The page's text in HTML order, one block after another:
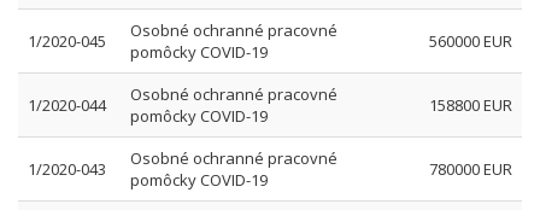
1/2020-045
Osobné ochranné pracovné
pomôcky COVID-19
560000 EUR
1/2020-044
Osobné ochranné pracovné
pomôcky COVID-19
158800 EUR
1/2020-043
Osobné ochranné pracovné
pomôcky COVID-19
780000 EUR